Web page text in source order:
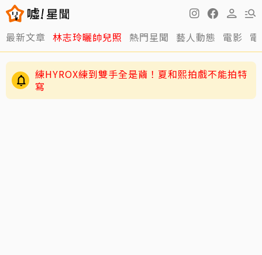
最新文章 林志玲曬帥兒照 熱門星聞 藝人動態 電影
練HYROX練到雙手全是繭！夏和熙拍戲不能拍特
寫